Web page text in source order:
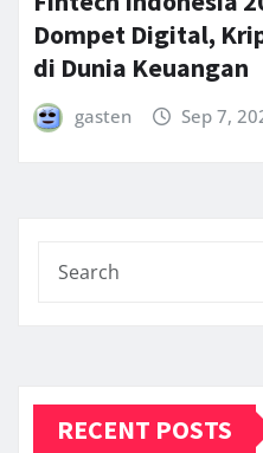
Dompet Digital,
di Dunia Keuangan
gasten Sep 7,
RECENT POSTS